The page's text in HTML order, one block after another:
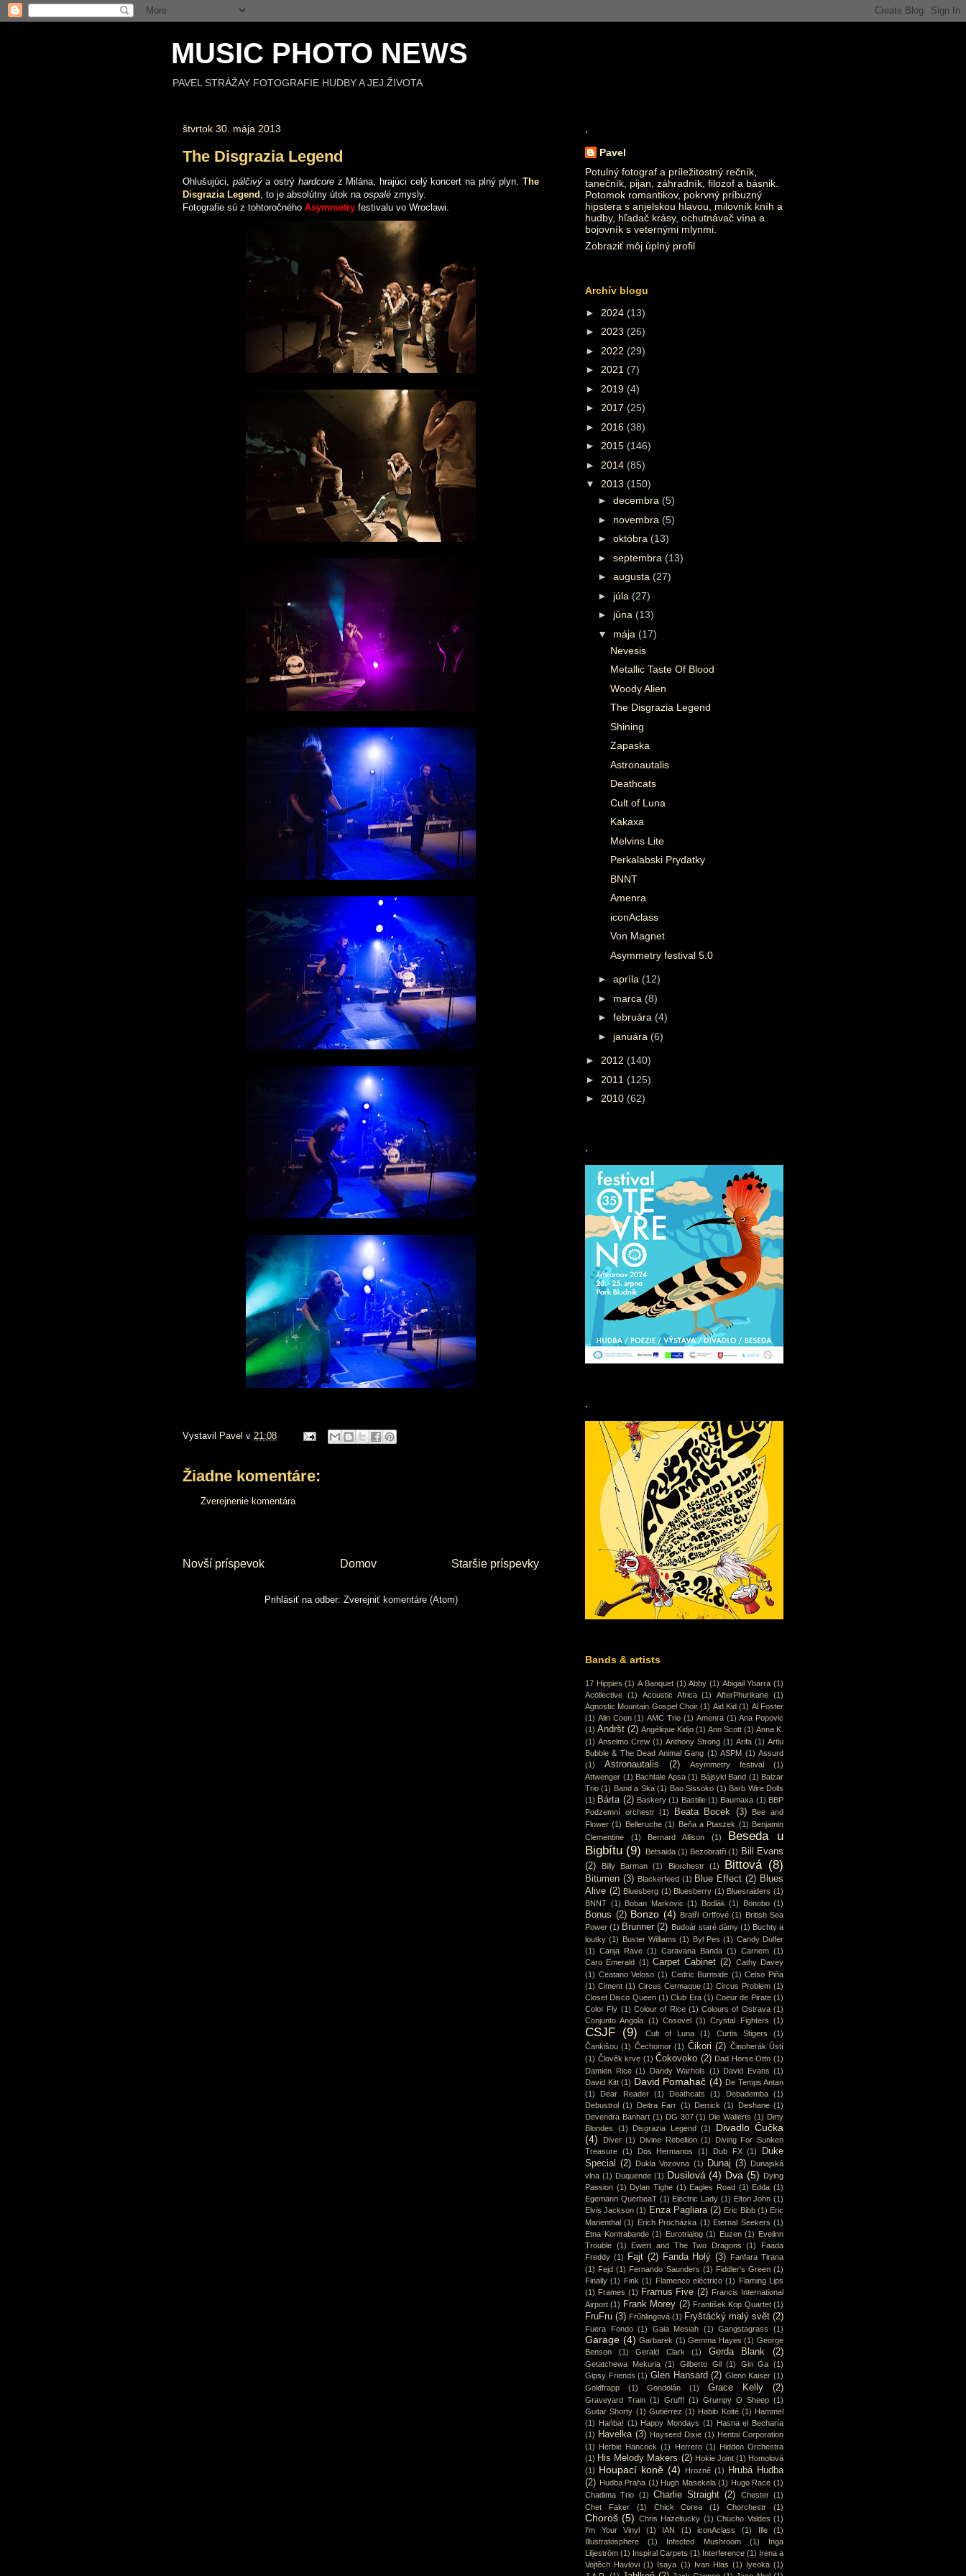
MUSIC PHOTO NEWS
PAVEL STRÁŽAY FOTOGRAFIE HUDBY A JEJ ŽIVOTA
štvrtok 30. mája 2013
The Disgrazia Legend
Ohlušujúci, pálčivýa ostrý hardcore z Milána, hrajúci celý koncert na plný plyn.The
Disgrazia Legend , to je absolútny útok na ospalé zmysly.
Fotografie sú z tohtoročného Asymmetry festivalu vo Wroclawi.
Vystavil Pavel v 21:08
Žiadne komentáre:
Zverejnenie komentára
Novší príspevok Staršie príspevky
Domov
Prihlásiť na odber: Zverejniť komentáre (Atom)
.
Pavel
Potulný fotograf a príležitostný rečník,
tanečník, pijan, záhradník, filozof a básnik.
Potomok romantikov, pokrvný príbuzný
hipstera s anjelskou hlavou, milovník kníh a
hudby, hľadač krásy, ochutnávač vína a
bojovník s veternými mlynmi.
Zobraziť môj úplný profil
Archív blogu
► 2024 (13)
► 2023 (26)
► 2022 (29)
► 2021 (7)
► 2019 (4)
► 2017 (25)
► 2016 (38)
► 2015 (146)
► 2014 (85)
▼ 2013 (150)
► decembra (5)
► novembra (5)
► októbra (13)
► septembra (13)
► augusta (27)
► júla (27)
► júna (13)
▼ mája (17)
Nevesis
Metallic Taste Of Blood
Woody Alien
The Disgrazia Legend
Shining
Zapaska
Astronautalis
Deathcats
Cult of Luna
Kakaxa
Melvins Lite
Perkalabski Prydatky
BNNT
Amenra
iconAclass
Von Magnet
Asymmetry festival 5.0
► apríla (12)
► marca (8)
► februára (4)
► januára (6)
► 2012 (140)
► 2011 (125)
► 2010 (62)
.
.
Bands & artists
17 Hippies (1) A Banquet (1) Abby (1) Abigail Ybarra (1)
Acollective (1) Acoustic Africa (1) AfterPhurikane (1)
Agnostic Mountain Gospel Choir (1) Aid Kid (1) Al Foster
(1) Alin Coen (1) AMC Trio (1) Amenra (1) Ana Popovic
(1) Andršt (2) Angélique Kidjo (1) Ann Scott (1) Anna K.
(1) Anselmo Crew (1) Anthony Strong (1) Arifa (1) Artlu
Bubble & The Dead Animal Gang (1) ASPM (1) Assurd
(1)
Astronautalis (2) Asymmetry festival
(1)
Attwenger (1) Bachtale Apsa (1) Bájsykl Band (1) Balzar
Trio (1) Band a Ska (1) Bao Sissoko (1) Barb Wire Dolls
(1) Bárta (2) Baskery (1) Bastille (1) Baumaxa (1) BBP
Podzemní orchestr (1) Beata Bocek (3)
Bee and
Flower (1) Belleruche (1) Beňa a Ptaszek (1) Benjamin
Clementine
(1) Bernard Allison (1)
Beseda u
Bigbítu (9) Betsaida (1) Bezobratři (1) Bill Evans
(2)
Billy Barman (1) Biorchestr (1) Bittová (8)
Bitumen (3) Blackerfeed (1) Blue Effect (2) Blues
Alive (2) Bluesberg (1) Bluesberry (1) Bluesraiders (1)
BNNT (1) Boban Markovic (1) Bodlák (1) Bonobo (1)
Bonus (2) Bonzo (4) Bratři Orffové (1)
British Sea
Power (1) Brunner (2) Budoár staré dámy (1) Buchty a
loutky (1) Buster Williams (1) Byl Pes (1) Candy Dulfer
(1) Canja Rave (1) Caravana Banda (1) Carnem (1)
Caro Emerald (1) Carpet Cabinet (2) Cathy Davey
(1) Ceatano Veloso (1) Cedric Burnside (1) Celso Piña
(1) Ciment (1) Circus Cermaque (1) Circus Problem (1)
Closet Disco Queen (1) Club Era (1) Coeur de Pirate (1)
Color Fly (1) Colour of Rice (1) Colours of Ostrava (1)
Conjunto Angola (1) Cosovel (1) Crystal Fighters (1)
CSJF (9) Cult of Luna (1) Curtis Stigers
(1)
Čankišou (1) Čechomor (1) Čikori (2) Činoherák Ústí
(1) Člověk krve (1) Čokovoko (2) Dad Horse Ottn (1)
Damien Rice (1) Dandy Warhols (1) David Evans (1)
David Kitt (1) David Pomahač (4) De Temps Antan
(1)
Dear Reader (1) Deathcats (1) Debademba
(1)
Debustrol
(1) Deitra Farr (1) Derrick (1) Deshane (1)
Devendra Banhart (1) DG 307 (1) Die Wallerts (1) Dirty
Blondes
(1) Disgrazia Legend (1)
Divadlo Čučka
(4)
Diver (1) Divine Rebellion (1)
Diving For Sunken
Treasure (1) Dos Hermanos (1) Dub FX (1)
Duke
Special (2) Dukla Vozovna (1) Dunaj (3)
Dunajská
vlna (1) Duquende (1) Dusilová (4) Dva (5)
Dying
Passion (1) Dylan Tighe (1) Eagles Road (1) Edda (1)
Egemann QuerbeaT (1) Electric Lady (1) Elton John (1)
Elvis Jackson (1) Enza Pagliara (2) Eric Bibb (1) Eric
Marienthal (1) Erich Procházka (1) Eternal Seekers (1)
Etna Kontrabande (1) Eurotrialog (1) Euzen (1)
Evelinn
Trouble (1) Ewert and The Two Dragons (1)
Faada
Freddy (1) Fajt (2) Fanda Holý (3)
Fanfara Tirana
(1) Fejd (1) Fernando Saunders (1) Fiddler's Green (1)
Finally (1) Fink (1) Flamenco eléctrico (1)
Flaming Lips
(1) Frames (1) Framus Five (2) Francis International
Airport (1) Frank Morey (2) František Kop Quartet (1)
FruFru (3) Frűhlingová (1) Fryštácký malý svět (2)
Fuera Fondo (1) Gaia Mesiah (1) Gangstagrass (1)
Garage (4) Garbarek (1) Gemma Hayes (1) George
Benson
(1) Gerald Clark (1) Gerda Blank (2)
Getatchewa Mekuria (1) Gilberto Gil (1) Gin Ga (1)
Gipsy Friends (1) Glen Hansard (2) Glenn Kaiser (1)
Goldfrapp
(1) Gondolán (1) Grace Kelly (2)
Graveyard Train (1) Gruff! (1) Grumpy O Sheep (1)
Guitar Shorty (1) Gutiérrez (1) Habib Koité (1) Hammel
(1)
Hańba! (1) Happy Mondays (1)
Hasna el Becharía
(1) Havelka (3) Hayseed Dixie (1) Hentai Corporation
(1)
Herbie Hancock (1) Herrero (1)
Hidden Orchestra
(1) His Melody Makers (2) Hokie Joint (1) Homolová
(1) Houpací koně (4) Hrozně (1)
Hrubá Hudba
(2) Hudba Praha (1) Hugh Masekela (1) Hugo Race (1)
Chadima Trio (1) Charlie Straight (2) Chester (1)
Chet Faker
(1) Chick Corea (1) Chorchestr (1)
Choroš (5) Chris Hazeltucky (1) Chucho Valdes (1)
I'm Your Vinyl
(1) IAN (1) iconAclass (1) Ille
(1)
Illustratosphere
(1) Infected Mushroom (1)
Inga
Liljeström (1) Inspiral Carpets (1) Interference (1) Irena a
Vojtěch Havlovi (1) Isaya (1) Ivan Hlas (1) Iyeoka (1)